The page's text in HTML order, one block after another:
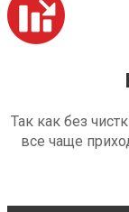
Так как без
все чаще